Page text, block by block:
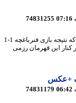
74831255
اخراج مورینیو به دلیل اعتراض شدید به داور به هنگامی که نتیجه بازی فنرباغچه 1-1
این قهرمان رزمی
74831179